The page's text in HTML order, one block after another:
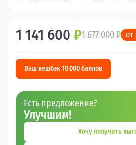
1 141 600 ₽1 677 000₽ от
Ваш кешбэк 10 000 баллов
Есть предложение?
Улучшим!
Хочу получить